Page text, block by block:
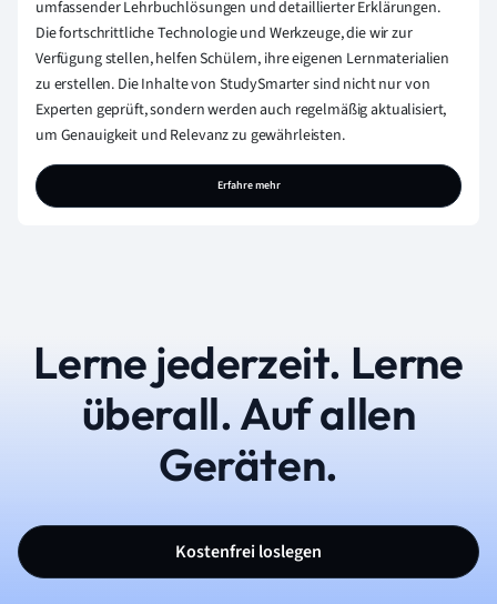
umfassender Lehrbuchlösungen und detaillierter Erklärungen.
Die fortschrittliche Technologie und Werkzeuge, die wir zur
Verfügung stellen, helfen Schülern, ihre eigenen Lernmaterialien
zu erstellen. Die Inhalte von StudySmarter sind nicht nur von
Experten geprüft, sondern werden auch regelmäßig aktualisiert,
um Genauigkeit und Relevanz zu gewährleisten.
Erfahre mehr
Lerne jederzeit. Lerne
überall. Auf allen
Geräten.
Kostenfrei loslegen